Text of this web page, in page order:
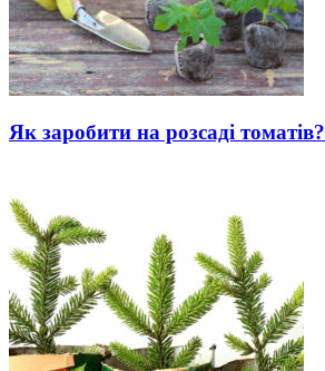
Як заробити на розсаді томатів?